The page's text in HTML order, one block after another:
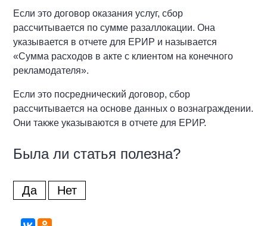
Если это договор оказания услуг, сбор
рассчитывается по сумме разаллокации. Она
указывается в отчете для ЕРИР и называется
«Сумма расходов в акте с клиентом на конечного
рекламодателя».
Если это посреднический договор, сбор
рассчитывается на основе данных о вознаграждении.
Они также указываются в отчете для ЕРИР.
Была ли статья полезна?
Да Нет